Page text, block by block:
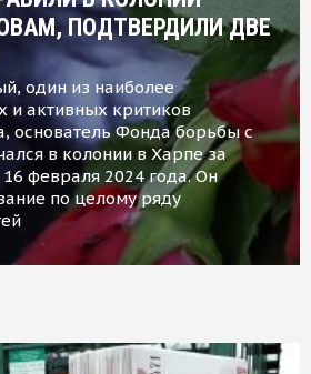
ПОДТВЕРДИЛИ ДВЕ
один из наиболее
и активных критиков
основатель Фонда борьбы с
в колонии в Харпе за
февраля 2024 года. Он
по целому ряду